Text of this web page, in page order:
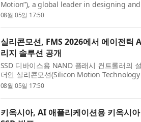
Motion”), a global leader in designing
controllers for solid-state storage
08월 05일 17:50
실리콘모션, FMS 2026에서 에이전틱
리지 솔루션 공개
SSD 디바이스용 NAND 플래시 컨트롤러의
더인 실리콘모션(Silicon Motion
(이하 실리콘모션)은 미국 캘리포니아 산타
08월 05일 17:50
키옥시아, AI 애플리케이션용 키옥시